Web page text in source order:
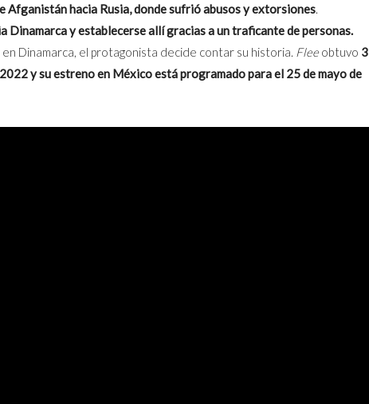
Afganistán hacia Rusia, donde sufrió abusos y extorsiones.
Dinamarca y establecerse allí gracias a un traficante de personas.
Dinamarca, el protagonista decide contar su historia. Fleeobtuvo 3
y su estreno en México está programado para el 25 de mayo de